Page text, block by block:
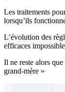
Les traitements
lorsqu’ils
L’évolution des
efficaces
Il ne reste alors
grand-mère »